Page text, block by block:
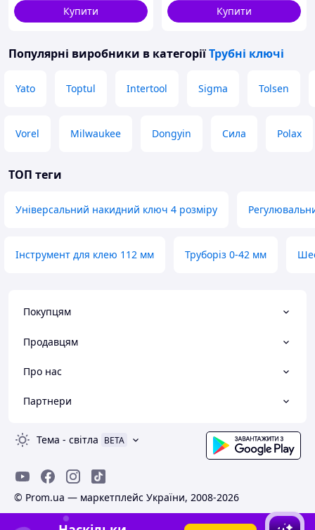
Купити Купити
Популярні виробники в категоріїТрубні ключі
Yato Toptul Intertool Sigma Tolsen
Vorel Milwaukee Dongyin Сила Polax
ТОП теги
Універсальний накидний ключ 4 розміру
Інструмент для клею 112 мм Труборіз 0-42 мм
Покупцям
Продавцям
Про нас
Партнери
Тема - світла BETA
© Prom.ua — маркетплейс України, 2008-2026